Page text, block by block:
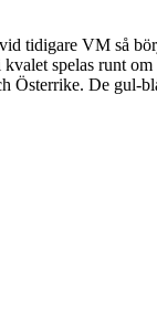
tidigare VM så
spelas runt
De gul-